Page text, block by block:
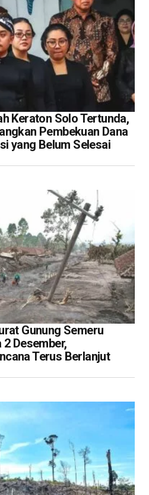
Keraton Solo Tertunda,
Pembekuan Dana
yang Belum Selesai
Gunung Semeru
Desember,
Terus Berlanjut